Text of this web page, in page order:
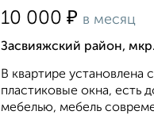
10 000 ₽ в месяц
Засвияжский район,
В квартире установлена
пластиковые окна, есть
мебелью, мебель